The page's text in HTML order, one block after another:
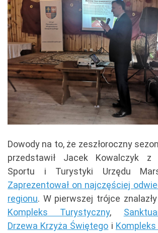
Dowody na to, że zeszłoroczny
przedstawił Jacek Kowalczyk z
Sportu i Turystyki Urzędu
Zaprezentował on najczęściej
regionu. W pierwszej trójce
Kompleks Turystyczny,
Drzewa Krzyża Świętego i